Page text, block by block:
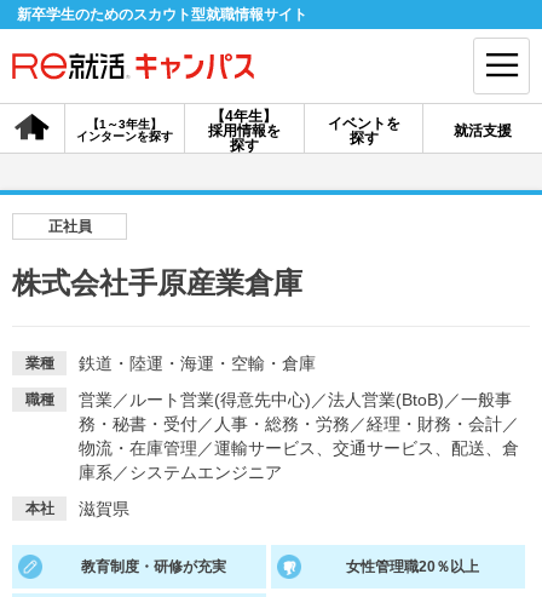
新卒学生のためのスカウト型就職情報サイト
【4年生】
採用情報を
探す
【1～3年生】
インターンを探す
イベントを
探す
就活支援
会員登録 ログイン
採用情報を探す
説明会を探す
イベントを探す スカウト お知らせ
就活ノウハウ・サポート
就活支援 就活コラム
正社員
株式会社手原産業倉庫
業種 鉄道・陸運・海運・空輸・倉庫
職種 営業／ ルート営業(得意先中心) ／法人営業(BtoB) ／一般事
務・秘書・受付／ 人事・総務・労務 ／経理・財務・会計／
物流・在庫管理 ／運輸サービス、交通サービス、配送、倉
庫系 ／システムエンジニア
本社 滋賀県
教育制度・研修が充実 女性管理職20％以上